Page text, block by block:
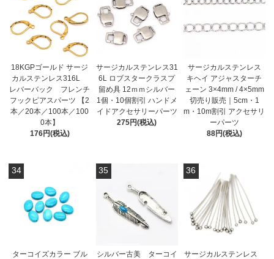
18KGPゴールド サージ
カルステンレス316L
レバーバック フレンチ
フックピアスパーツ 【2
本／20本／100本／100
0本】
176円(税込)
サージカルステンレス31
6L ロブスタークラスプ
留め具 12ｍｍシルバー
1個・10個割引 ハンドメ
イドアクセサリーパーツ
275円(税込)
サージカルステンレス
キヘイ アジャスターチ
ェーン 3×4mm / 4×5mm
切売り販売｜5cm・1
m・10m割引 アクセサリ
ーパーツ
88円(税込)
34
ターコイズカラー ブル
35
シルバー古美 ターコイ
36
サージカルステンレス